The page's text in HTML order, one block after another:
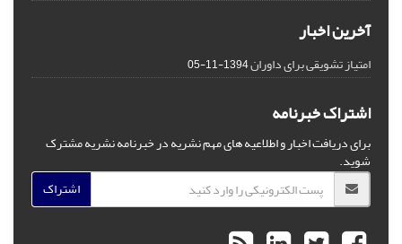
آخرین اخبار
امتیاز تشویقی برای داوران1394-11-05
اشتراک خبرنامه
برای دریافت اخبار و اطلاعیه های مهم نشریه در خبرنامه نشریه مشترک
شوید.
اشتراک